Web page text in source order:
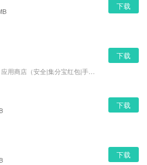
下载
下载
下载
下载